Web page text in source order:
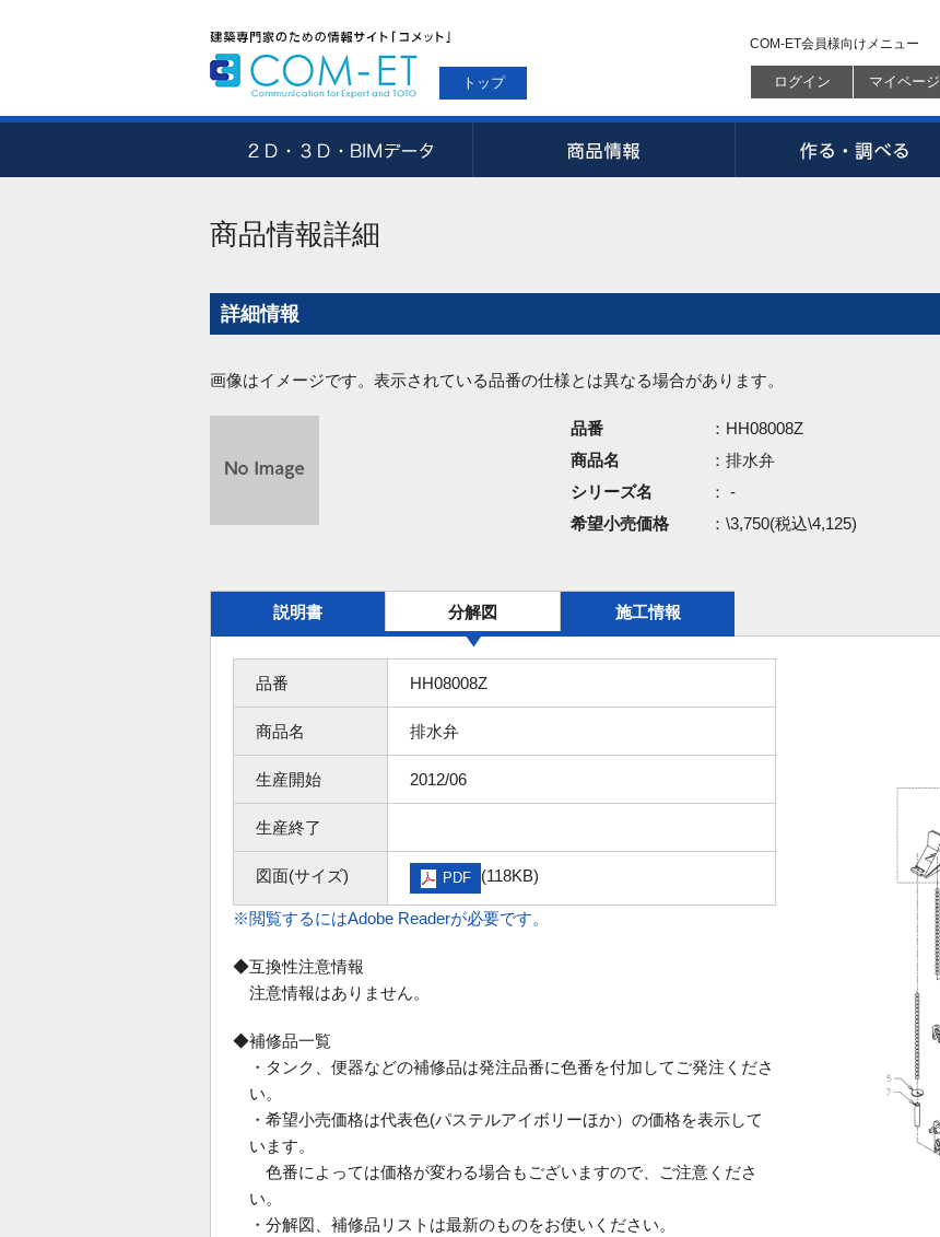
トップ
COM-ET会員様向けメニュー
ログイン マイページ
商品情報詳細
詳細情報
画像はイメージです。表示されている品番の仕様とは異なる場合があります。
品番
：HH08008Z
商品名
：排水弁
シリーズ名
： -
希望小売価格
：\3,750(税込\4,125)
説明書 分解図 施工情報
品番 HH08008Z
商品名 排水弁
生産開始 2012/06
生産終了
図面(サイズ) PDF (118KB)
※閲覧するにはAdobe Readerが必要です。
◆互換性注意情報
注意情報はありません。
◆補修品一覧
・タンク、便器などの補修品は発注品番に色番を付加してご発注くださ
い。
・希望小売価格は代表色(パステルアイボリーほか）の価格を表示して
います。
色番によっては価格が変わる場合もございますので、ご注意くださ
い。
・分解図、補修品リストは最新のものをお使いください。